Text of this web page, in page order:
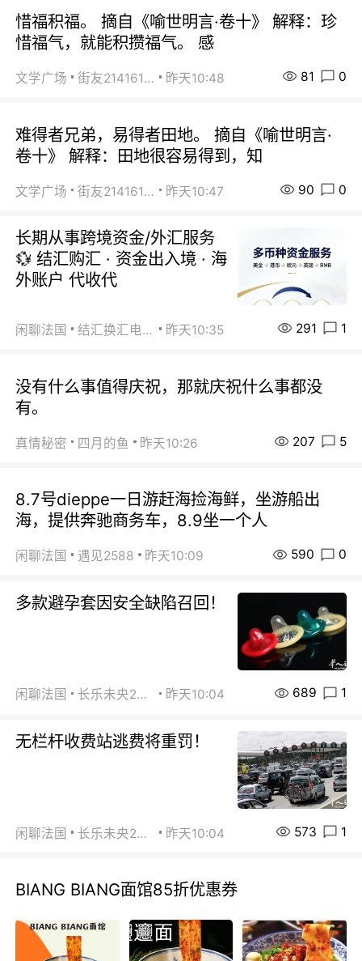
惜福积福。 摘自《喻世明言·卷十》 解释：珍
惜福气，就能积攒福气。 感
文学广场 街友21416156 昨天10:48 81 0
难得者兄弟，易得者田地。 摘自《喻世明言·
卷十》 解释：田地很容易得到，知
文学广场 街友21416156 昨天10:47 90 0
长期从事跨境资金/外汇服务
💱 结汇购汇 · 资金出入境 · 海
外账户 代收代
闲聊法国 结汇换汇电汇 昨天10:35 291 1
没有什么事值得庆祝，那就庆祝什么事都没
有。
真情秘密 四月的鱼 昨天10:26 207 5
8.7号dieppe一日游赶海捡海鲜，坐游船出
海，提供奔驰商务车，8.9坐一个人
闲聊法国 遇见2588 昨天10:09 590 0
多款避孕套因安全缺陷召回！
闲聊法国 长乐未央2015 昨天10:04 689 1
无栏杆收费站逃费将重罚！
闲聊法国 长乐未央2015 昨天10:04 573 1
BIANG BIANG面馆85折优惠券